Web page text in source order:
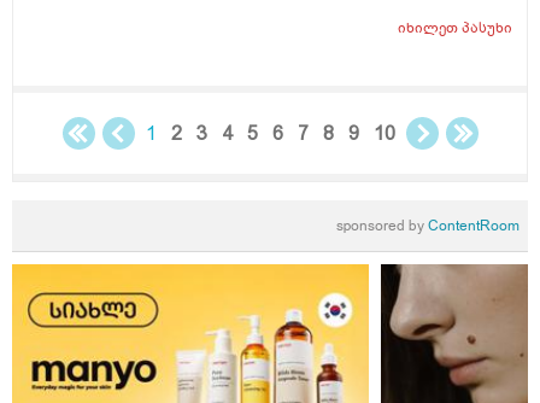
პლასკასტოპიაც.რომ მომწეროთ რა გამოკვლრვებია
იხილეთპასუხი
1 2 3 4 5 6 7 8 9 10
sponsored byContentRoom